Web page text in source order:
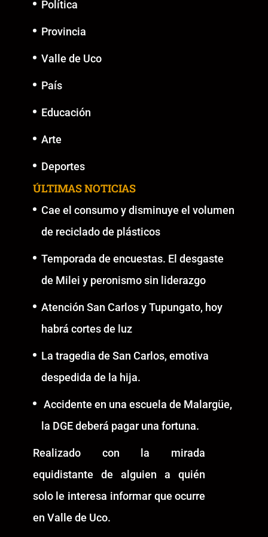
Política
Provincia
Valle de Uco
País
Educación
Arte
Deportes
ÚLTIMAS NOTICIAS
Cae el consumo y disminuye el volumen
de reciclado de plásticos
Temporada de encuestas. El desgaste
de Milei y peronismo sin liderazgo
Atención San Carlos y Tupungato, hoy
habrá cortes de luz
La tragedia de San Carlos, emotiva
despedida de la hija.
Accidente en una escuela de Malargüe,
la DGE deberá pagar una fortuna.
Realizado con la mirada
equidistante de alguien a quién
solo le interesa informar que ocurre
en Valle de Uco.